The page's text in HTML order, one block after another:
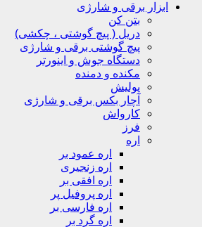
ابزار برقی و شارژی
بتن کن
دریل ( پیچ گوشتی ، چکشی)
پیچ گوشتی برقی و شارژی
دستگاه جوش و اینورتر
مکنده و دمنده
پولیش
آچار بکس برقی و شارژی
کارواش
فرز
اره
اره عمود بر
اره زنجیری
اره افقی بر
اره پروفیل پر
اره فارسی بر
اره گرد بر